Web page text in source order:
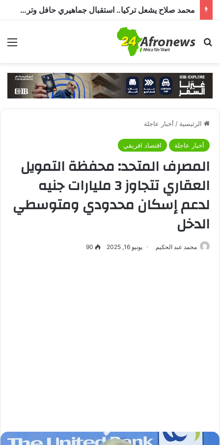
محمد صلاح يشعل تركيا.. استقبال جماهيري حافل وترحيب بـ”الملك المصري” قبل انضمامه إلى طرابزون سبور
بحث عن
الرئيسية / أخبار عاجلة
أخبار عاجلة اقتصاد افريقي
المصرف المتحد: محفظة التمويل
العقاري تتجاوز 3 مليارات جنيه
لدعم إسكان محدودي ومتوسطي
الدخل
محمد عبد الحكيم يونيو 16, 2025 90